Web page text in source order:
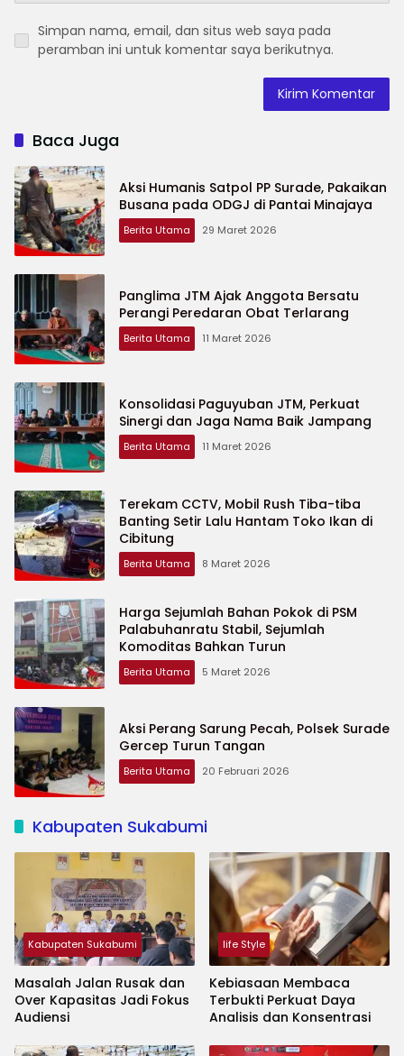
Simpan nama, email, dan situs web saya pada
peramban ini untuk komentar saya berikutnya.
Baca Juga
Aksi Humanis Satpol PP Surade, Pakaikan
Busana pada ODGJ di Pantai Minajaya
Berita Utama 29 Maret 2026
Panglima JTM Ajak Anggota Bersatu
Perangi Peredaran Obat Terlarang
Berita Utama 11 Maret 2026
Konsolidasi Paguyuban JTM, Perkuat
Sinergi dan Jaga Nama Baik Jampang
Berita Utama 11 Maret 2026
Terekam CCTV, Mobil Rush Tiba-tiba
Banting Setir Lalu Hantam Toko Ikan di
Cibitung
Berita Utama 8 Maret 2026
Harga Sejumlah Bahan Pokok di PSM
Palabuhanratu Stabil, Sejumlah
Komoditas Bahkan Turun
Berita Utama 5 Maret 2026
Aksi Perang Sarung Pecah, Polsek Surade
Gercep Turun Tangan
Berita Utama 20 Februari 2026
Kabupaten Sukabumi
Kabupaten Sukabumi
Masalah Jalan Rusak dan
Over Kapasitas Jadi Fokus
Audiensi
life Style
Kebiasaan Membaca
Terbukti Perkuat Daya
Analisis dan Konsentrasi